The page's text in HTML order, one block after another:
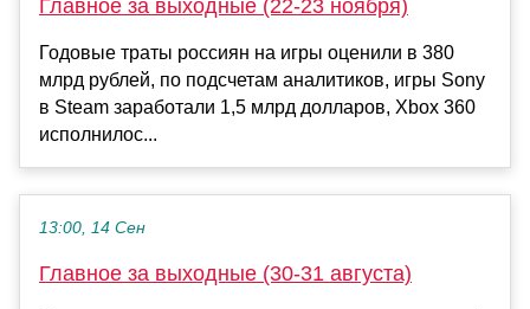
Главное за выходные (22-23 ноября)
Годовые траты россиян на игры оценили в 380
млрд рублей, по подсчетам аналитиков, игры Sony
в Steam заработали 1,5 млрд долларов, Xbox 360
исполнилос...
13:00, 14 Сен
Главное за выходные (30-31 августа)